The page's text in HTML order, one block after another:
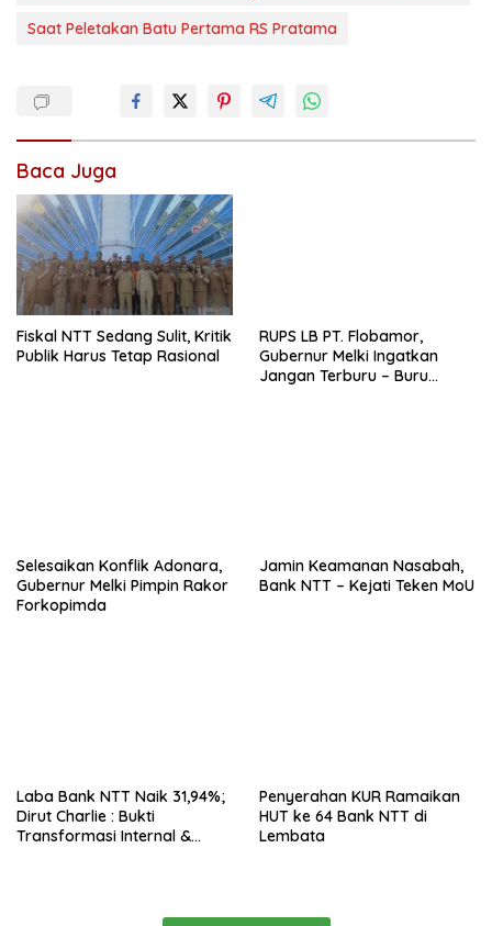
Saat Peletakan Batu Pertama RS Pratama
Baca Juga
Fiskal NTT Sedang Sulit, Kritik
Publik Harus Tetap Rasional
RUPS LB PT. Flobamor,
Gubernur Melki Ingatkan
Jangan Terburu – Buru
Selesaikan Konflik Adonara,
Gubernur Melki Pimpin Rakor
Forkopimda
Jamin Keamanan Nasabah,
Bank NTT – Kejati Teken MoU
Laba Bank NTT Naik 31,94%;
Dirut Charlie : Bukti
Transformasi Internal &
Penyerahan KUR Ramaikan
HUT ke 64 Bank NTT di
Lembata